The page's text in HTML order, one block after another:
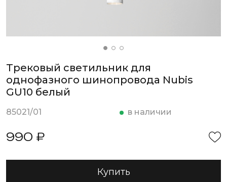
Трековый светильник для
однофазного шинопровода Nubis
GU10 белый
85021/01 в наличии
990 ₽
Купить